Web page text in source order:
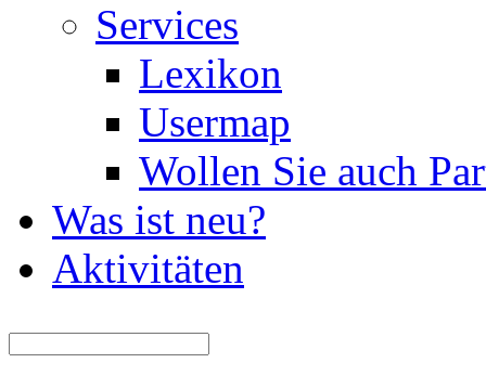
Services
Lexikon
Usermap
Wollen Sie auch
Was ist neu?
Aktivitäten